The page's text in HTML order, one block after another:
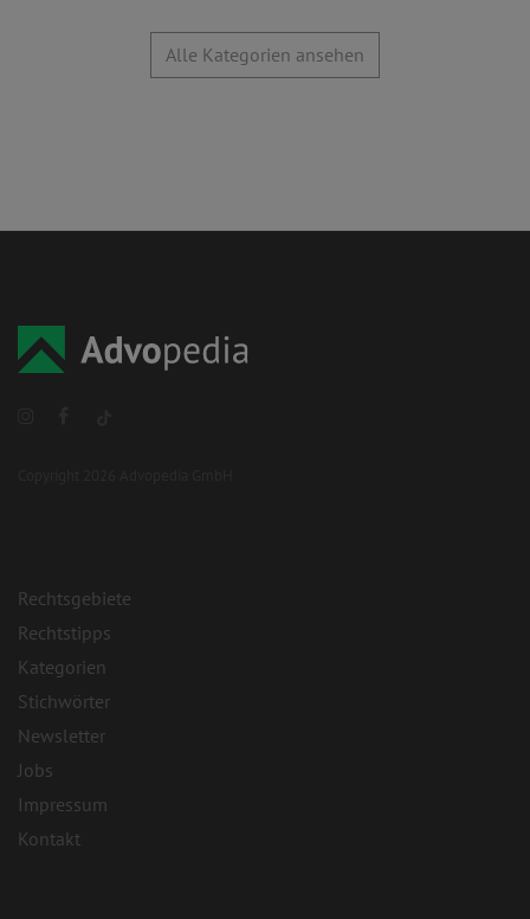
Alle Kategorien ansehen
Rechtsgebiete
Rechtstipps
Kategorien
Stichwörter
Newsletter
Jobs
Impressum
Kontakt